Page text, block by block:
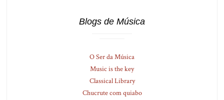
Blogs de Música
O Ser da Música
Music is the key
Classical Library
Chucrute com quiabo